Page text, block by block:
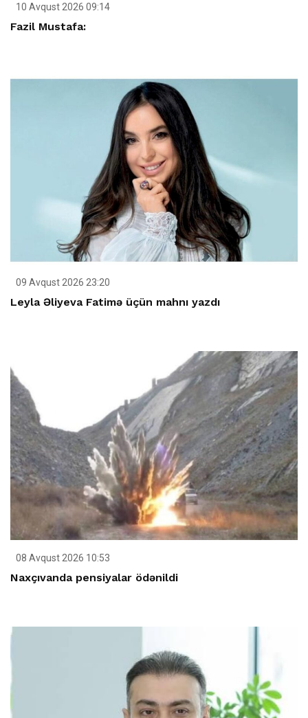
10 Avqust 2026 09:14
Fazil Mustafa:
09 Avqust 2026 23:20
Leyla Əliyeva Fatimə üçün mahnı yazdı
08 Avqust 2026 10:53
Naxçıvanda pensiyalar ödənildi